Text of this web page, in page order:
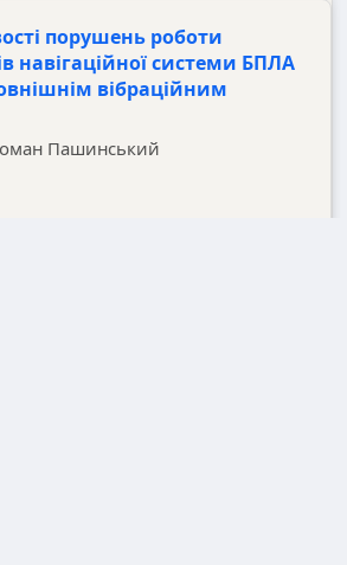
порушень роботи
навігаційної системи БПЛА
вібраційним
Пашинський